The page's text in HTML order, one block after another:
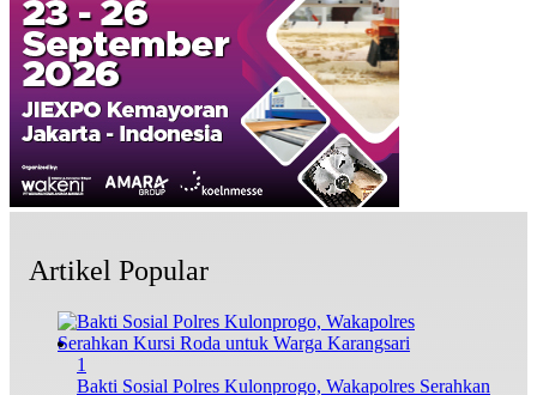
Artikel Popular
1
Bakti Sosial Polres Kulonprogo, Wakapolres Serahkan